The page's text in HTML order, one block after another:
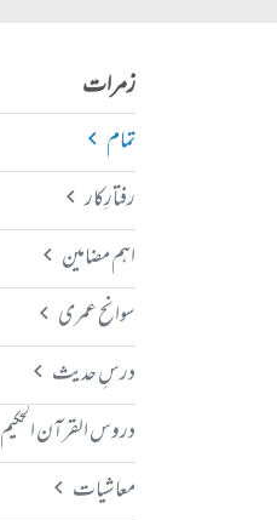
زمرات
تمام
رفتارِکار
اہم مضامین
سوانح عمری
درسِ حدیث
دروس القرآن الحکیم
معاشیات